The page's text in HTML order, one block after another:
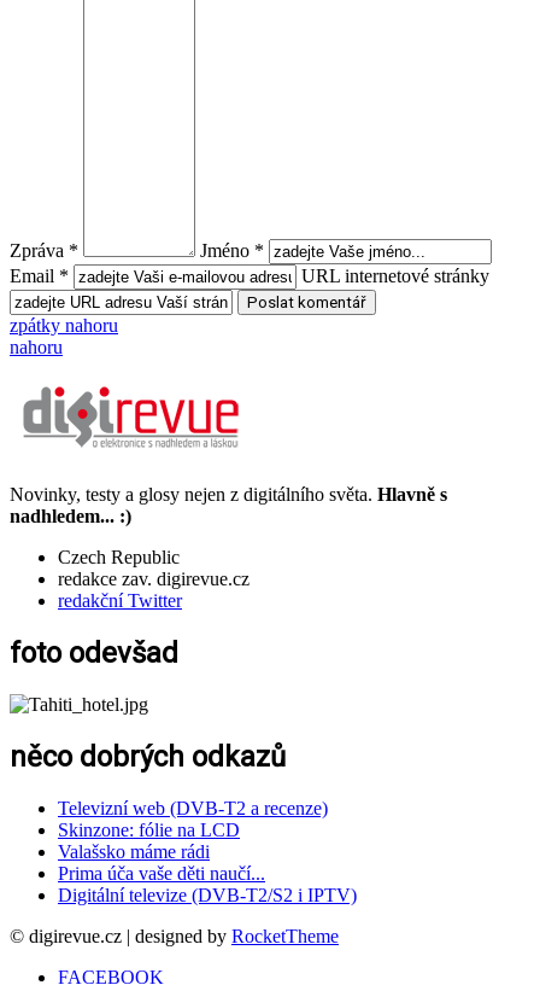
Zpráva *
Jméno *
Email *
URL internetové stránky
zpátky nahoru
nahoru
Novinky, testy a glosy nejen z digitálního světa. Hlavně s
nadhledem... :)
Czech Republic
redakce zav. digirevue.cz
redakční Twitter
foto odevšad
něco dobrých odkazů
Televizní web (DVB-T2 a recenze)
Skinzone: fólie na LCD
Valašsko máme rádi
Prima úča vaše děti naučí...
Digitální televize (DVB-T2/S2 i IPTV)
© digirevue.cz | designed by RocketTheme
FACEBOOK